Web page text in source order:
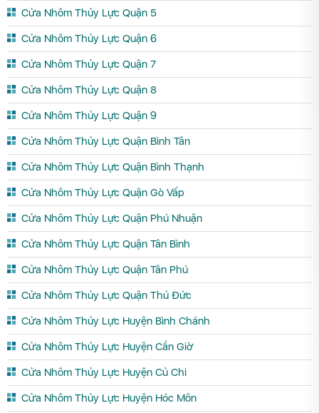
Cửa Nhôm Thủy Lực Quận 5
Cửa Nhôm Thủy Lực Quận 6
Cửa Nhôm Thủy Lực Quận 7
Cửa Nhôm Thủy Lực Quận 8
Cửa Nhôm Thủy Lực Quận 9
Cửa Nhôm Thủy Lực Quận Bình Tân
Cửa Nhôm Thủy Lực Quận Bình Thạnh
Cửa Nhôm Thủy Lực Quận Gò Vấp
Cửa Nhôm Thủy Lực Quận Phú Nhuận
Cửa Nhôm Thủy Lực Quận Tân Bình
Cửa Nhôm Thủy Lực Quận Tân Phú
Cửa Nhôm Thủy Lực Quận Thủ Đức
Cửa Nhôm Thủy Lực Huyện Bình Chánh
Cửa Nhôm Thủy Lực Huyện Cần Giờ
Cửa Nhôm Thủy Lực Huyện Củ Chi
Cửa Nhôm Thủy Lực Huyện Hóc Môn